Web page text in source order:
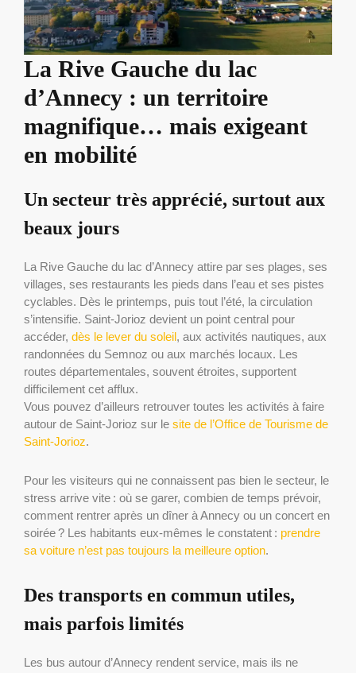
La Rive Gauche du lac
d’Annecy : un territoire
magnifique… mais exigeant
en mobilité
Un secteur très apprécié, surtout aux
beaux jours
La Rive Gauche du lac d’Annecy attire par ses plages, ses
villages, ses restaurants les pieds dans l’eau et ses pistes
cyclables. Dès le printemps, puis tout l’été, la circulation
s’intensifie. Saint-Jorioz devient un point central pour
accéder, dès le lever du soleil, aux activités nautiques, aux
randonnées du Semnoz ou aux marchés locaux. Les
routes départementales, souvent étroites, supportent
difficilement cet afflux.
Vous pouvez d’ailleurs retrouver toutes les activités à faire
autour de Saint-Jorioz sur le site de l’Office de Tourisme de
Saint-Jorioz.
Pour les visiteurs qui ne connaissent pas bien le secteur, le
stress arrive vite : où se garer, combien de temps prévoir,
comment rentrer après un dîner à Annecy ou un concert en
soirée ? Les habitants eux-mêmes le constatent : prendre
sa voiture n’est pas toujours la meilleure option.
Des transports en commun utiles,
mais parfois limités
Les bus autour d’Annecy rendent service, mais ils ne